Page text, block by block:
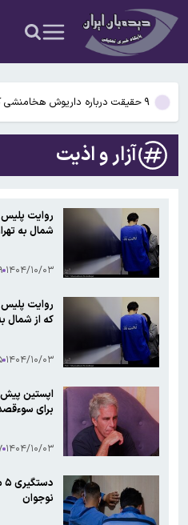
شدن مغز انسان کمک کردند؟
آمریکا ۵ فرد و ۱۳ شرکت و صرافی را تحریم کرد+اسامی
آمریکا آبان تتر را تحریم کرد؛ یک
رمزارزی ایالات متحده قرار گرفت
۹ حقیقت درباره داریوش هخامنشی که شاید نمی‌دانستید
بیفوما در پرسپولیس ماندنی شد
سوختی فراموش‌شده در مسیر
آمریکا ۵ فرد و ۱۳ شرکت و صرافی را تحریم کرد+اسامی
آمریکا آبان تتر را تحریم کرد؛ یک
رمزارزی ایالات متحده قرار گرفت
آزار و اذیت
شمال به
۱۴۰۴/۱۰/۰۳
که از شمال
۱۴۰۴/۱۰/۰۳
اپستین
برای
۱۴۰۴/۱۰/۰۳
نوجوان